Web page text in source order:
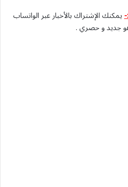
يمكنك الإشتراك بالأخبار عبر الواتساب
جديد و حصري .